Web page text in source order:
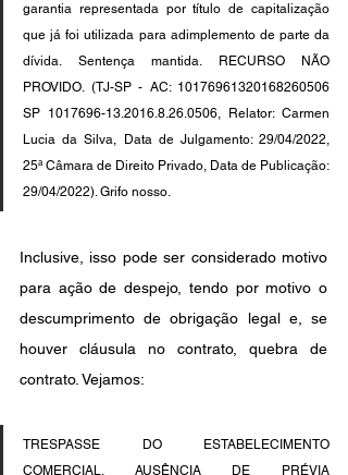
garantia representada por título de capitalização
que já foi utilizada para adimplemento de parte da
dívida. Sentença mantida. RECURSO NÃO
PROVIDO. (TJ-SP - AC: 10176961320168260506
SP 1017696-13.2016.8.26.0506, Relator: Carmen
Lucia da Silva, Data de Julgamento: 29/04/2022,
25ª Câmara de Direito Privado, Data de Publicação:
29/04/2022). Grifo nosso.
Inclusive, isso pode ser considerado motivo
para ação de despejo, tendo por motivo o
descumprimento de obrigação legal e, se
houver cláusula no contrato, quebra de
contrato. Vejamos:
TRESPASSE DO ESTABELECIMENTO
COMERCIAL. AUSÊNCIA DE PRÉVIA